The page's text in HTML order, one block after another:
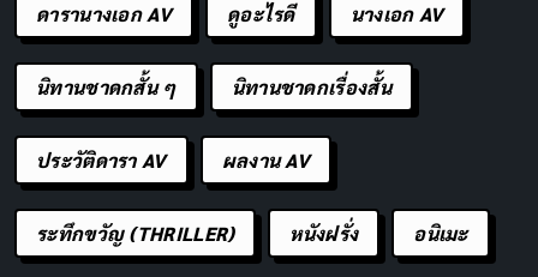
“The Breaker” เป็นซีรีส์การ์ตูนยอดนิยมที่สร้างโดยนัก
เขียนจอนกึกจินและนักวาดภาพประกอบพัคจินฮวาน เรื่อง
ราวเกี่ยวกับนักเรียนมัธยมขี้อายชื่อ Shi-Woon Yi ซึ่งกลาย
ดารานางเอก AV ดูอะไรดี นางเอก AV
นิทานชาดกสั้น ๆ นิทานชาดกเรื่องสั้น
ประวัติดารา AV ผลงาน AV
ระทึกขวัญ (THRILLER) หนังฝรั่ง อนิเมะ